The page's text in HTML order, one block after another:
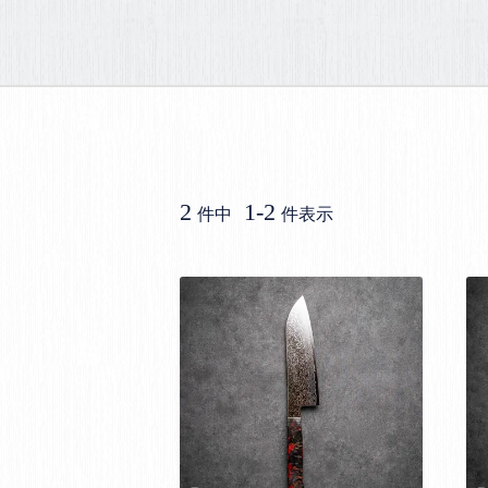
2 件中 1-2 件表示